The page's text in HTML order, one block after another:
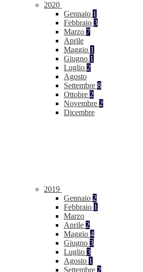
2020
Gennaio 1
Febbraio 3
Marzo 7
Aprile
Maggio 1
Giugno 1
Luglio 2
Agosto
Settembre 8
Ottobre 2
Novembre 2
Dicembre
2019
Gennaio 2
Febbraio 1
Marzo
Aprile 2
Maggio 4
Giugno 3
Luglio 3
Agosto 1
Settembre 2